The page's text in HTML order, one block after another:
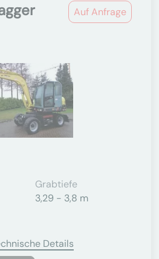
Auf Anfrage
Grabtiefe
3,29 - 3,8 m
Details